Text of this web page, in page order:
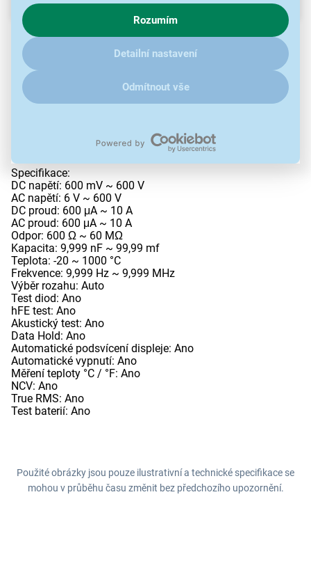
chování na webu pro zobrazení cílených reklam. Pokud vás
zajímají detaily, jak u nás s cookies a dalšími údaji pracujeme,
kliknětesem.
Rozumím
Detailní nastavení
Odmítnout vše
Multimetr je charakteristický malými rozměry, stabilním
výkonem, velkými čísly na displeji pro dobré přečtení
hodnot. Měřící přístroj je jak pro střídavý tak stejnosměrný
napětí, pro stejnosměrný a střídavý proud, odpor, kapacity,
frekvence teploty atd. Multimetr má funkci NCV
(bezkontaktní test AC napětí). Multimetr má funkci
ruku a na pásek nasadit multimetr. Součástí balení: pásek
na ruku, měřící a teplotní sondy
Specifikace:
DC napětí: 600 mV ~ 600 V
AC napětí: 6 V ~ 600 V
DC proud: 600 μA ~ 10 A
AC proud: 600 μA ~ 10 A
Odpor: 600 Ω ~ 60 MΩ
Kapacita: 9,999 nF ~ 99,99 mf
Teplota: -20 ~ 1000 °C
Frekvence: 9,999 Hz ~ 9,999 MHz
Výběr rozahu: Auto
Test diod: Ano
hFE test: Ano
Akustický test: Ano
Data Hold: Ano
Automatické podsvícení displeje: Ano
Automatické vypnutí: Ano
Měření teploty °C / °F: Ano
NCV: Ano
True RMS: Ano
Test baterií: Ano
Použité obrázky jsou pouze ilustrativní a technické specifikace se
mohou v průběhu času změnit bez předchozího upozornění.